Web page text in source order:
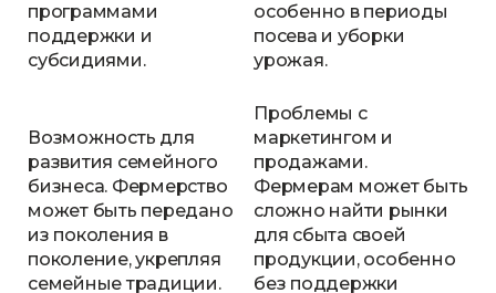
программами
поддержки и
субсидиями.
особенно в периоды
посева и уборки
урожая.
Возможность для
развития семейного
бизнеса. Фермерство
может быть передано
из поколения в
поколение, укрепляя
семейные традиции.
Проблемы с
маркетингом и
продажами.
Фермерам может быть
сложно найти рынки
для сбыта своей
продукции, особенно
без поддержки